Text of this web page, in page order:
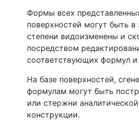
Формы всех
поверхностей могут быть в
степени видоизменены и
посредством
соответствующих формул и
На базе поверхностей,
формулам могут быть
или стержни
конструкции.